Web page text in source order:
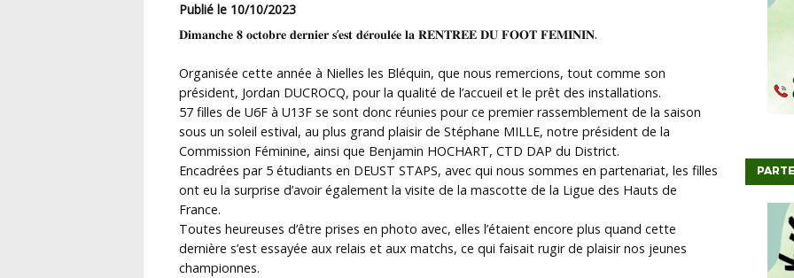
Publié le 10/10/2023
𝐃𝐢𝐦𝐚𝐧𝐜𝐡𝐞 𝟖 𝐨𝐜𝐭𝐨𝐛𝐫𝐞 𝐝𝐞𝐫𝐧𝐢𝐞𝐫 𝐬’𝐞𝐬𝐭 𝐝𝐞́𝐫𝐨𝐮𝐥𝐞́𝐞 𝐥𝐚 𝐑𝐄𝐍𝐓𝐑𝐄𝐄 𝐃𝐔 𝐅𝐎𝐎𝐓 𝐅𝐄𝐌𝐈𝐍𝐈𝐍.
Organisée cette année à Nielles les Bléquin, que nous remercions, tout comme son
président, Jordan DUCROCQ, pour la qualité de l’accueil et le prêt des installations.
57 filles de U6F à U13F se sont donc réunies pour ce premier rassemblement de la saison
sous un soleil estival, au plus grand plaisir de Stéphane MILLE, notre président de la
Commission Féminine, ainsi que Benjamin HOCHART, CTD DAP du District.
Encadrées par 5 étudiants en DEUST STAPS, avec qui nous sommes en partenariat, les filles
ont eu la surprise d’avoir également la visite de la mascotte de la Ligue des Hauts de
France.
Toutes heureuses d’être prises en photo avec, elles l’étaient encore plus quand cette
dernière s’est essayée aux relais et aux matchs, ce qui faisait rugir de plaisir nos jeunes
championnes.